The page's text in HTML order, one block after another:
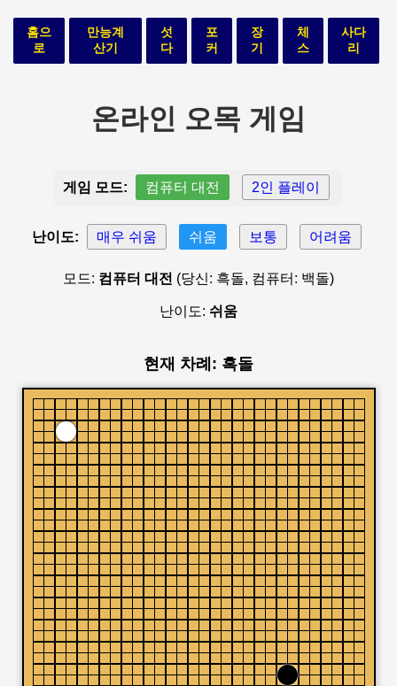
홈으
로
만능계
산기
섯
다
포
커
장
기
체
스
사다
리
온라인 오목 게임
게임 모드: 컴퓨터 대전 2인 플레이
난이도: 매우 쉬움 쉬움 보통 어려움
모드: 컴퓨터 대전 (당신: 흑돌, 컴퓨터: 백돌)
난이도: 쉬움
현재 차례: 흑돌